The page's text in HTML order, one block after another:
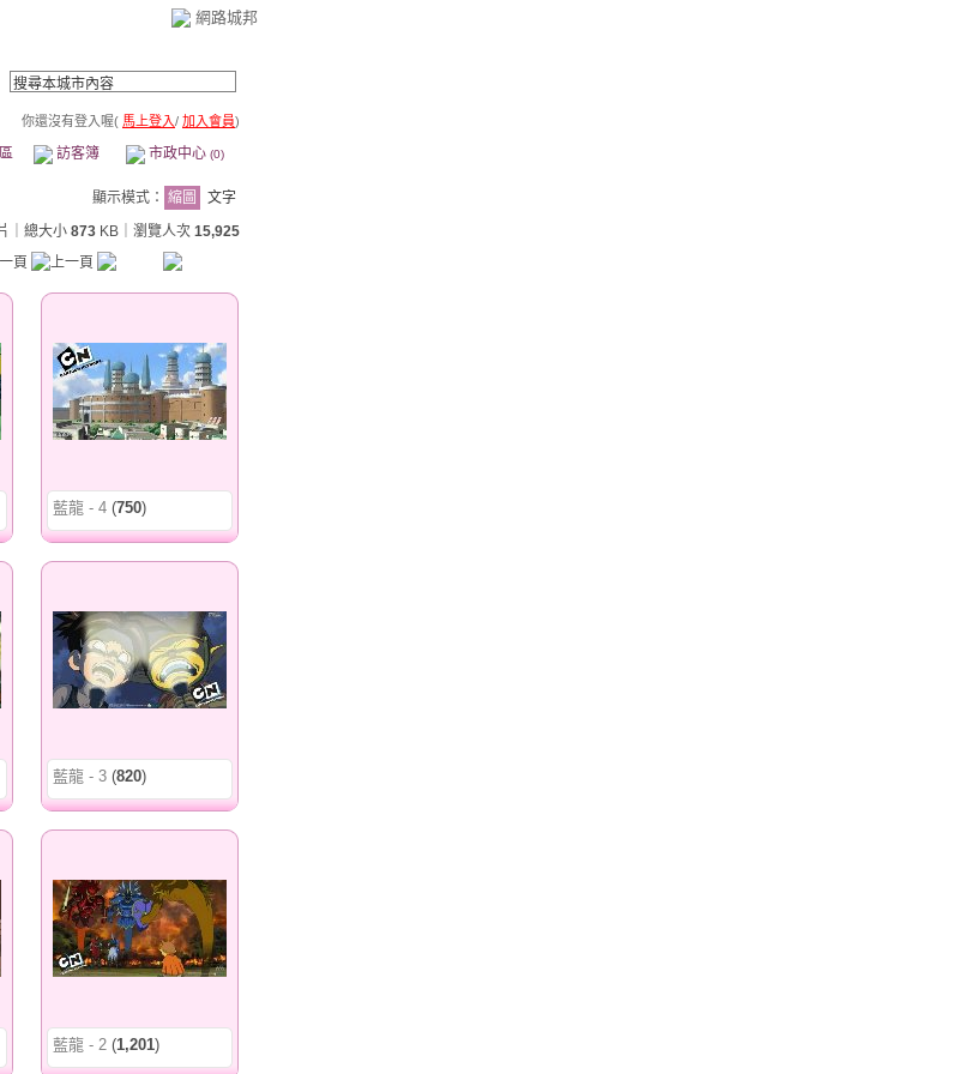
網路城邦
你還沒有登入喔( 馬上登入/ 加入會員)
訪客簿 市政中心 (0)
顯示模式： 縮圖
文字
｜總大小 873 KB ｜瀏覽人次 15,925
藍龍 - 4 (750)
藍龍 - 3 (820)
藍龍 - 2 (1,201)